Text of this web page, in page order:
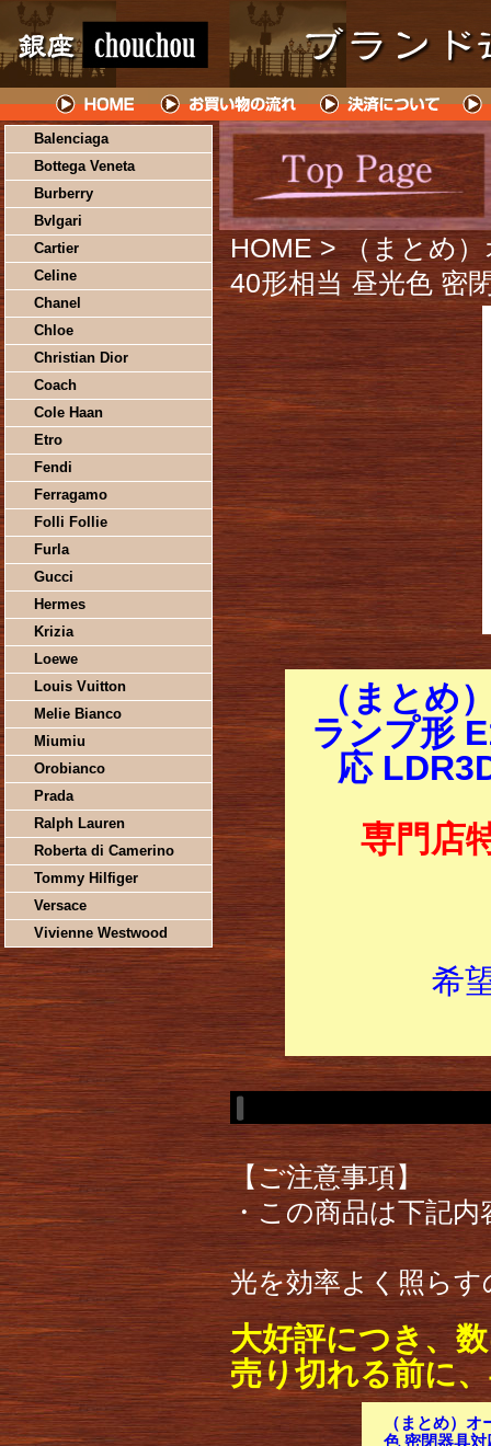
Balenciaga
Bottega Veneta
Burberry
Bvlgari
Cartier
Celine
Chanel
Chloe
Christian Dior
Coach
Cole Haan
Etro
Fendi
Ferragamo
Folli Follie
Furla
Gucci
Hermes
Krizia
Loewe
Louis Vuitton
Melie Bianco
Miumiu
Orobianco
Prada
Ralph Lauren
Roberta di Camerino
Tommy Hilfiger
Versace
Vivienne Westwood
HOME > （まとめ
40形相当 昼光色 密
（まとめ
ランプ形
応
専門店
希
【ご注意事項】
・この商品は下記
光を効率よく照ら
大好評につき、
売り切れる前に
（まとめ）
色 密閉器具